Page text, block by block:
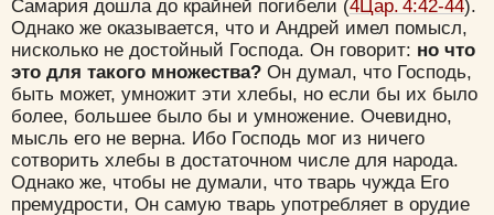
Самария дошла до крайней погибели (4Цар. 4:42-44).
Однако же оказывается, что и Андрей имел помысл,
нисколько не достойный Господа. Он говорит: но что
это для такого множества? Он думал, что Господь,
быть может, умножит эти хлебы, но если бы их было
более, большее было бы и умножение. Очевидно,
мысль его не верна. Ибо Господь мог из ничего
сотворить хлебы в достаточном числе для народа.
Однако же, чтобы не думали, что тварь чужда Его
премудрости, Он самую тварь употребляет в орудие